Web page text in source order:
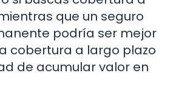
que un seguro
podría ser mejor
cobertura a largo plazo
de acumular valor en